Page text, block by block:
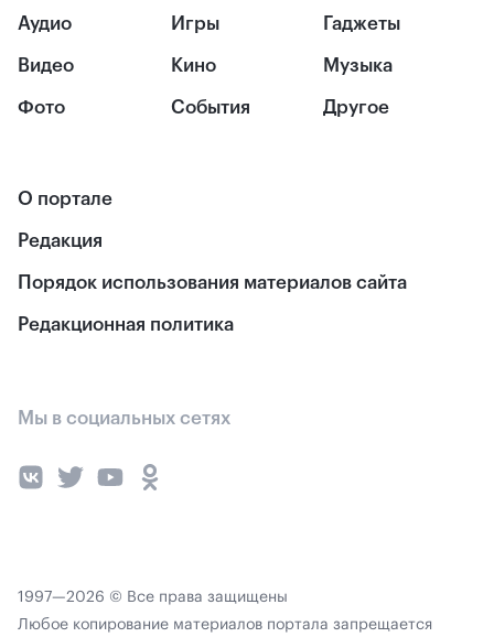
Аудио
Видео
Фото
Игры
Кино
События
Гаджеты
Музыка
Другое
О портале
Редакция
Порядок использования материалов сайта
Редакционная политика
Мы в социальных сетях
1997—2026 © Все права защищены
Любое копирование материалов портала запрещается